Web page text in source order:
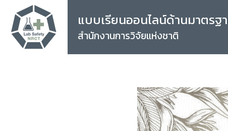
แบบเรียนออนไลน์ด้านมาตร
สำนักงานการวิจัยแห่งชาติ